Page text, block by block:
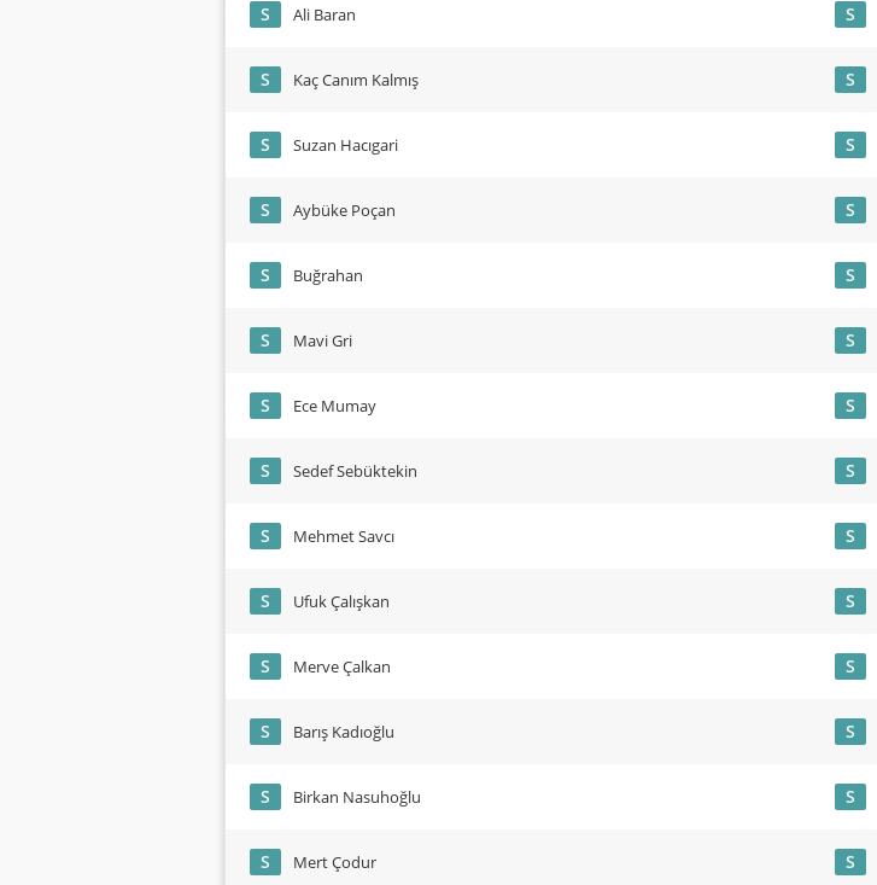
S Ali Baran
S Kaç Canım Kalmış
S Suzan Hacıgari
S Aybüke Poçan
S Buğrahan
S Mavi Gri
S Ece Mumay
S Sedef Sebüktekin
S Mehmet Savcı
S Ufuk Çalışkan
S Merve Çalkan
S Barış Kadıoğlu
S Birkan Nasuhoğlu
S Mert Çodur
S
S
S
S
S
S
S
S
S
S
S
S
S
S